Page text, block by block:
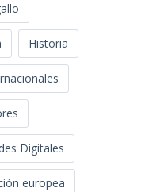
Historia
Digitales
europea